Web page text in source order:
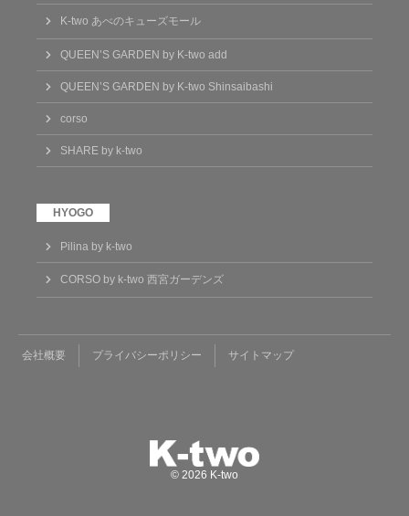
K-two あべのキューズモール
QUEEN’S GARDEN by K-two add
QUEEN’S GARDEN by K-two Shinsaibashi
corso
SHARE by k-two
Pilina by k-two
CORSO by k-two 西宮ガーデンズ
会社概要 プライバシーポリシー サイトマップ
© 2026 K-two